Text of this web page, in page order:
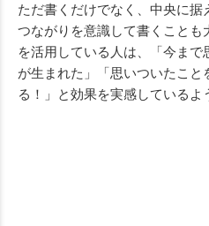
ただ書くだけでなく、中央に
つながりを意識して書くこと
を活用している人は、「今ま
が生まれた」「思いついたこ
る！」と効果を実感しているよ